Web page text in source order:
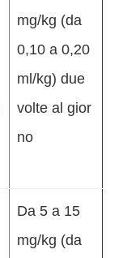
mg/kg (da
0,10 a 0,20
ml/kg) due
volte al gior
no
Da 5 a 15
mg/kg (da